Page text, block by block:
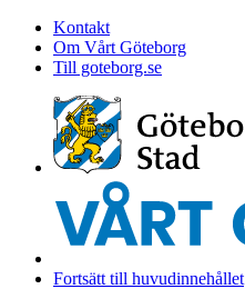
Kontakt
Om Vårt Göteborg
Till goteborg.se
Fortsätt till huvudinnehållet